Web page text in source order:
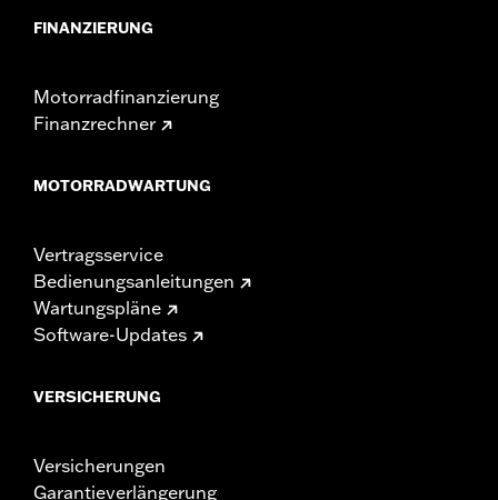
FINANZIERUNG
Motorradfinanzierung
Finanzrechner
MOTORRADWARTUNG
Vertragsservice
Bedienungsanleitungen
Wartungspläne
Software-Updates
VERSICHERUNG
Versicherungen
Garantieverlängerung